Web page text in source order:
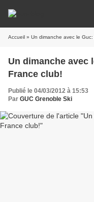
Accueil » Un dimanche avec le
Un dimanche avec
France club!
Publié le 04/03/2012 à 15:53
Par GUC Grenoble Ski